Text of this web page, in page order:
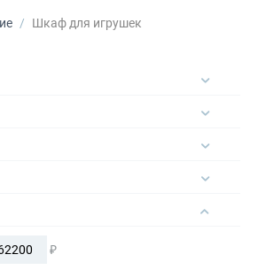
/ Шкаф для игрушек
₽